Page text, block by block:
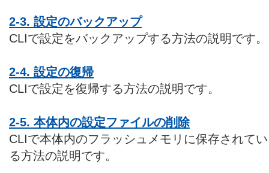
2-3. 設定のバックアップ
CLIで設定をバックアップする方法の説明です。
2-4. 設定の復帰
CLIで設定を復帰する方法の説明です。
2-5. 本体内の設定ファイルの削除
CLIで本体内のフラッシュメモリに保存されて
る方法の説明です。